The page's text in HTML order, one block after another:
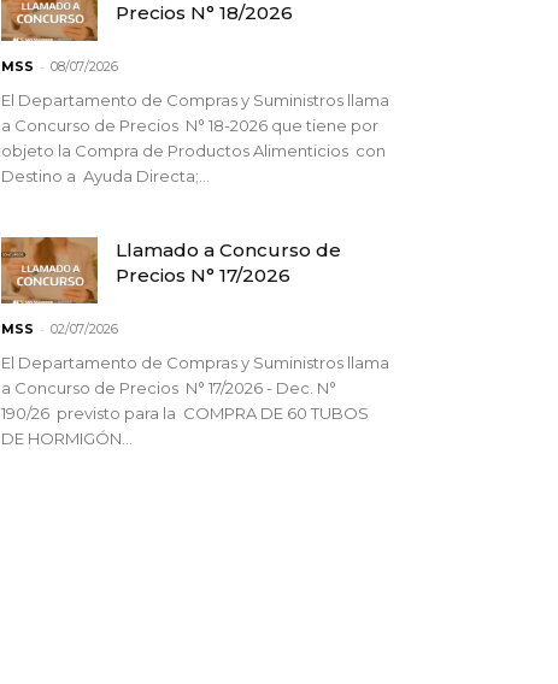
Precios N° 18/2026
MSS - 08/07/2026
El Departamento de Compras y Suministros llama
a Concurso de Precios N° 18-2026 que tiene por
objeto la Compra de Productos Alimenticios con
Destino a Ayuda Directa;...
Llamado a Concurso de
Precios N° 17/2026
MSS - 02/07/2026
El Departamento de Compras y Suministros llama
a Concurso de Precios N° 17/2026 - Dec. N°
190/26 previsto para la COMPRA DE 60 TUBOS
DE HORMIGÓN...